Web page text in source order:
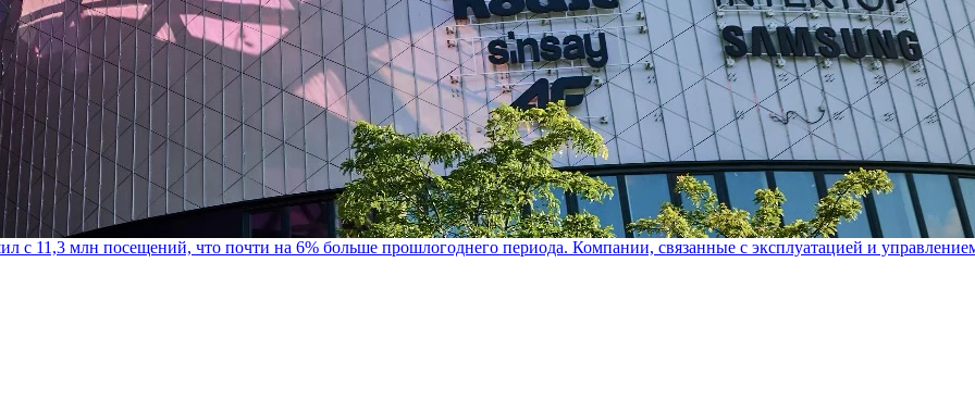
с 11,3 млн посещений, что почти на 6% больше прошлогоднего периода. Компании, связанные с эксплуатацией и